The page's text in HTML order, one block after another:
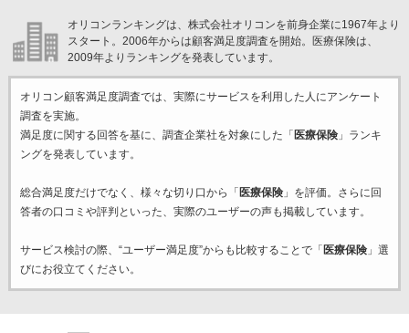
オリコンランキングは、株式会社オリコンを前身企業に1967年より
スタート。2006年からは顧客満足度調査を開始。医療保険は、
2009年よりランキングを発表しています。
オリコン顧客満足度調査では、実際にサービスを利用した 人にアンケート
調査を実施。
満足度に関する回答を基に、調査企業社を対象にした「 医療保険」ランキ
ングを発表しています。
総合満足度だけでなく、様々な切り口から「 医療保険」を評価。さらに回
答者の口コミや評判といった、実際のユーザーの声も掲載しています。
サービス検討の際、“ユーザー満足度”からも比較することで「 医療保険」選
びにお役立てください。